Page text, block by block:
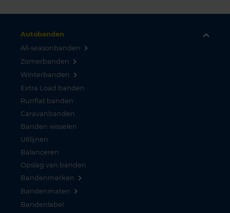
Autobanden
All-seasonbanden
Zomerbanden
Winterbanden
Extra Load banden
Runflat banden
Caravanbanden
Banden wisselen
Uitlijnen
Balanceren
Opslag van banden
Bandenmerken
Bandenmaten
Bandenlabel